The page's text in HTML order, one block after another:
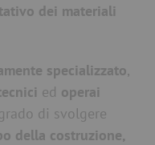
dei materiali
specializzato,
ed operai
di svolgere
della costruzione,